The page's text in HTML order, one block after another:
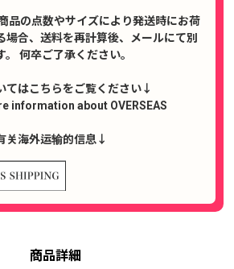
品の点数やサイズにより発送時にお荷
場合、送料を再計算後、メールにて別
何卒ご了承ください。
てはこちらをご覧ください↓
information about OVERSEAS
关海外运输的信息↓
商品詳細